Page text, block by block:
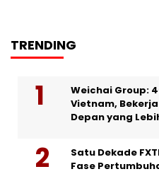
TRENDING
Weichai Group:
Vietnam,
Depan yang
Satu Dekade
Fase